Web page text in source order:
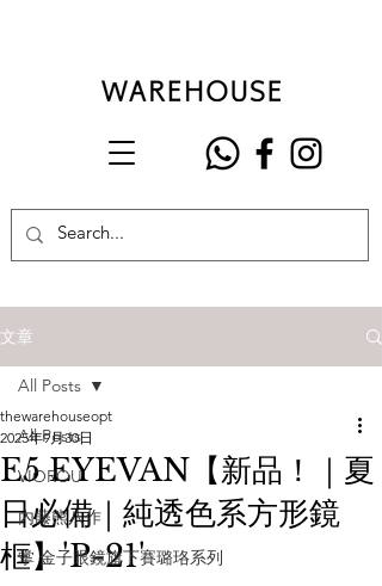
文章
All Posts
VIOROU
內藤熊八作
掌 金子眼鏡旗下賽璐珞系列
All Posts
E5 EYEVAN【新品！｜夏
日必備｜純透色系方形鏡
框】'P-21'
thewarehouseopt
2025年9月30日